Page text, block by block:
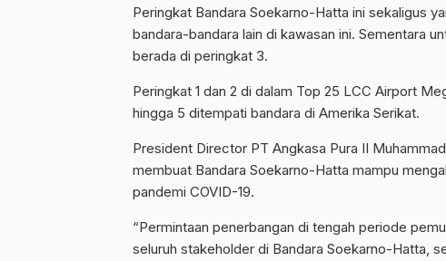
Peringkat Bandara Soekarno-Hatta ini sekaligus
bandara-bandara lain di kawasan ini. Sementara
berada di peringkat 3.
Peringkat 1 dan 2 di dalam Top 25 LCC Airport
hingga 5 ditempati bandara di Amerika Serikat.
President Director PT Angkasa Pura II
membuat Bandara Soekarno-Hatta mampu
pandemi COVID-19.
“Permintaan penerbangan di tengah periode
seluruh stakeholder di Bandara Soekarno-Hatta,